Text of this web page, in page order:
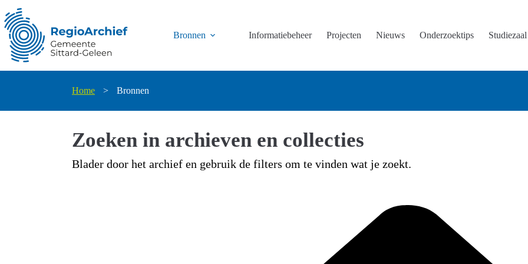
naar
de
inhoud
Bronnen Informatiebeheer Projecten Nieuws Onderzoektips Studiezaal
Home > Bronnen
Zoeken in archieven en collecties
Blader door het archief en gebruik de filters om te vinden wat je zoekt.